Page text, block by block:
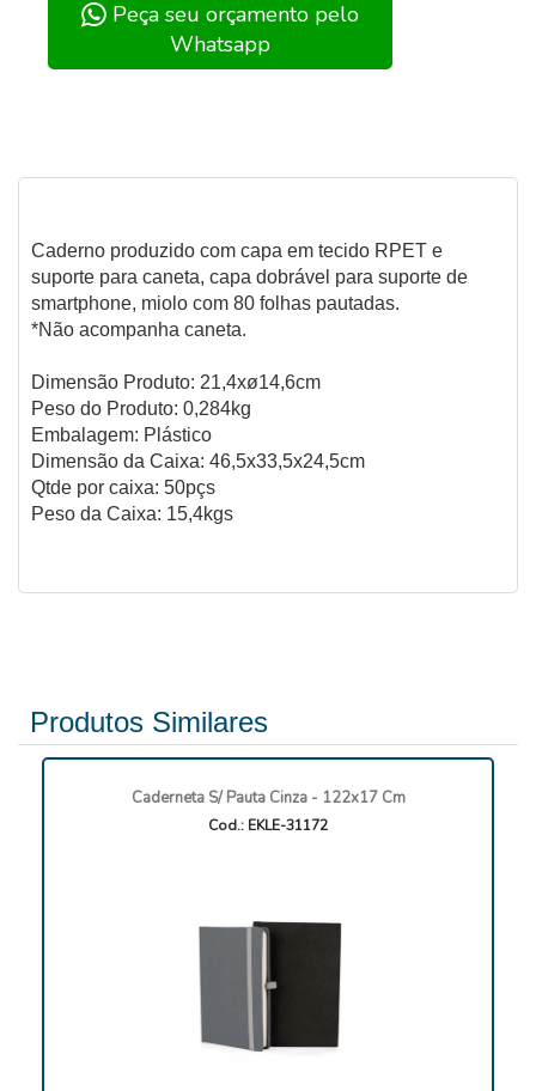
Peça seu orçamento pelo
Whatsapp
Caderno produzido com capa em tecido RPET e
suporte para caneta, capa dobrável para suporte de
smartphone, miolo com 80 folhas pautadas.
*Não acompanha caneta.
Dimensão Produto: 21,4xø14,6cm
Peso do Produto: 0,284kg
Embalagem: Plástico
Dimensão da Caixa: 46,5x33,5x24,5cm
Qtde por caixa: 50pçs
Peso da Caixa: 15,4kgs
Produtos Similares
Caderneta S/ Pauta Cinza - 122x17 Cm
Cod.: EKLE-31172